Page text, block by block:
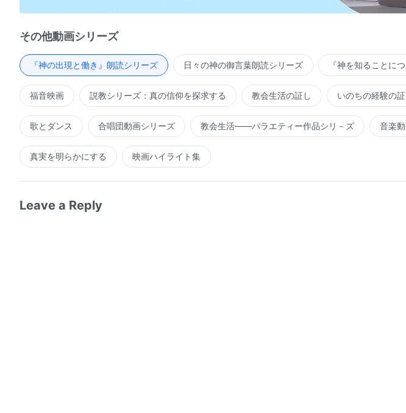
その他動画シリーズ
『神の出現と働き』朗読シリーズ 日々の神の御言葉朗読シリーズ 『神を知ることに
福音映画 説教シリーズ：真の信仰を探求する 教会生活の証し いのちの経験の
歌とダンス 合唱団動画シリーズ 教会生活――バラエティー作品シリ－ズ 音楽
真実を明らかにする 映画ハイライト集
Leave a Reply